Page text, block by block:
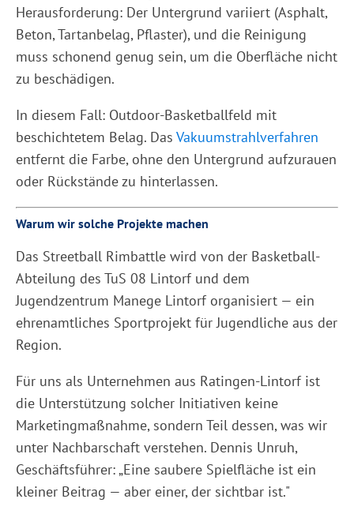
Herausforderung: Der Untergrund variiert (Asphalt,
Beton, Tartanbelag, Pflaster), und die Reinigung
muss schonend genug sein, um die Oberfläche nicht
zu beschädigen.
In diesem Fall: Outdoor-Basketballfeld mit
beschichtetem Belag. Das Vakuumstrahlverfahren
entfernt die Farbe, ohne den Untergrund aufzurauen
oder Rückstände zu hinterlassen.
Warum wir solche Projekte machen
Das Streetball Rimbattle wird von der Basketball-
Abteilung des TuS 08 Lintorf und dem
Jugendzentrum Manege Lintorf organisiert — ein
ehrenamtliches Sportprojekt für Jugendliche aus der
Region.
Für uns als Unternehmen aus Ratingen-Lintorf ist
die Unterstützung solcher Initiativen keine
Marketingmaßnahme, sondern Teil dessen, was wir
unter Nachbarschaft verstehen. Dennis Unruh,
Geschäftsführer: „Eine saubere Spielfläche ist ein
kleiner Beitrag — aber einer, der sichtbar ist."